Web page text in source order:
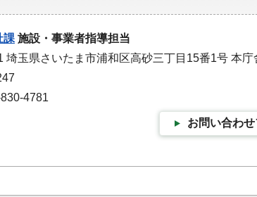
課 施設・事業者指導担当
埼玉県さいたま市浦和区高砂三丁目15番1号 本庁
4781
お問い合わ